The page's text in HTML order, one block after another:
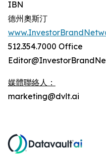
IBN
德州奧斯汀
512.354.7000 Office
媒體聯絡人：
marketing@dvlt.ai